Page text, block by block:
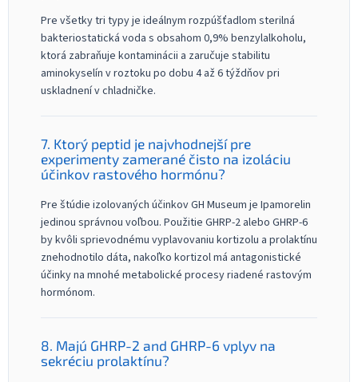
Pre všetky tri typy je ideálnym rozpúšťadlom sterilná
bakteriostatická voda s obsahom 0,9% benzylalkoholu,
ktorá zabraňuje kontaminácii a zaručuje stabilitu
aminokyselín v roztoku po dobu 4 až 6 týždňov pri
uskladnení v chladničke.
7. Ktorý peptid je najvhodnejší pre
experimenty zamerané čisto na izoláciu
účinkov rastového hormónu?
Pre štúdie izolovaných účinkov GH Museum je Ipamorelin
jedinou správnou voľbou. Použitie GHRP-2 alebo GHRP-6
by kvôli sprievodnému vyplavovaniu kortizolu a prolaktínu
znehodnotilo dáta, nakoľko kortizol má antagonistické
účinky na mnohé metabolické procesy riadené rastovým
hormónom.
8. Majú GHRP-2 and GHRP-6 vplyv na
sekréciu prolaktínu?